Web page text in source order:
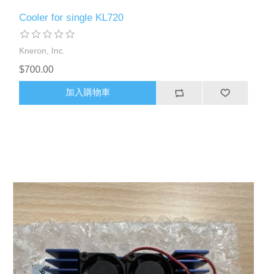
Cooler for single KL720
Kneron, Inc.
$700.00
加入購物車